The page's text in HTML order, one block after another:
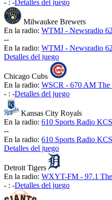
- : - Detalles del juego
Milwaukee Brewers
En la radio: WTMJ - Newsradio
--
En la radio: WTMJ - Newsradio
Detalles del juego
Chicago Cubs
En la radio: WSCR - 670 AM The
- : -Detalles del juego
Kansas City Royals
En la radio: 610 Sports Radio
--
En la radio: 610 Sports Radio
Detalles del juego
Detroit Tigers
En la radio: WXYT-FM - 97.1
- : -Detalles del juego